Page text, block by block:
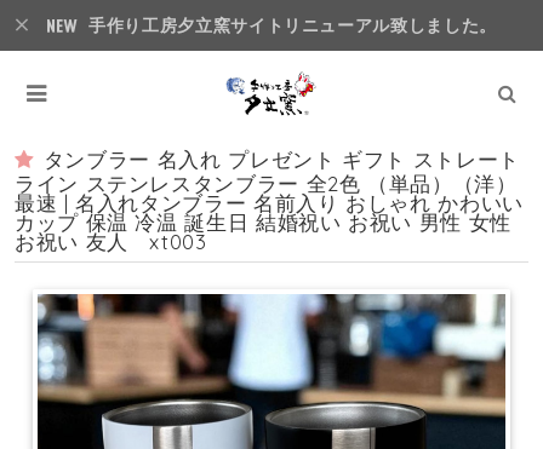
手作り工房夕立窯サイトリニューアル致しました。
タンブラー 名入れ プレゼント ギフト ストレート
ライン ステンレスタンブラー 全2色 （単品）（洋）
最速 | 名入れタンブラー 名前入り おしゃれ かわいい
カップ 保温 冷温 誕生日 結婚祝い お祝い 男性 女性
お祝い 友人 xt003